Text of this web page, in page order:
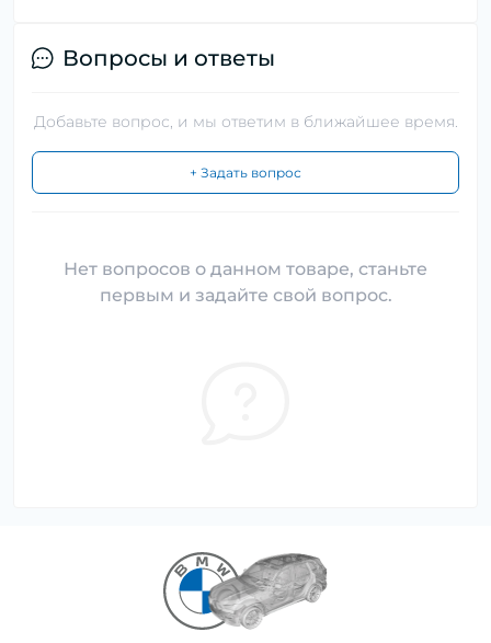
Вопросы и ответы
Добавьте вопрос, и мы ответим в ближайшее время.
+ Задать вопрос
Нет вопросов о данном товаре, станьте
первым и задайте свой вопрос.